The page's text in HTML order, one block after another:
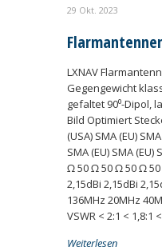
29 Okt. 2023
LXNAV
Gegengewicht
gefaltet 90⁰-Dipol,
Bild Optimiert
(USA) SMA (EU)
SMA (EU) SMA
Ω 50 Ω 50 Ω 50 Ω
2,15dBi 2,15dBi
136MHz 20MHz
VSWR < 2:1 < 1,8:1
Weiterlesen